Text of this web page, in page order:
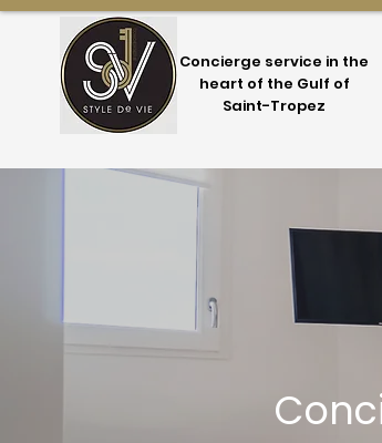
Concierge service in the
heart of the Gulf of
Saint-Tropez